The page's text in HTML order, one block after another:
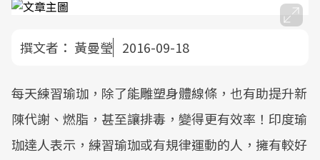
撰文者： 黃曼瑩 2016-09-18
每天練習瑜珈，除了能雕塑身體線條，也有助提升新
陳代謝、燃脂，甚至讓排毒，變得更有效率！印度瑜
珈達人表示，練習瑜珈或有規律運動的人，擁有較好